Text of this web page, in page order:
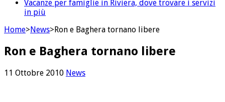
Vacanze per famiglie in Riviera, dove trovare i servizi
in più
Home>News>Ron e Baghera tornano libere
Ron e Baghera tornano libere
11 Ottobre 2010 News